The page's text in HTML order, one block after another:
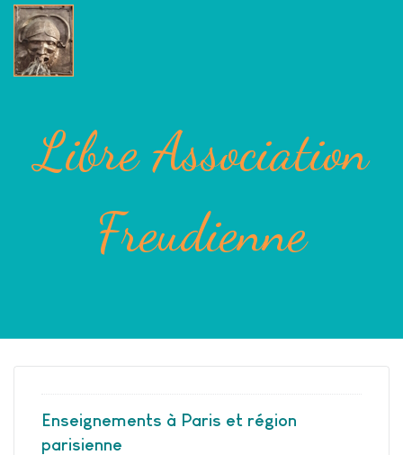
Libre Association
Freudienne
Enseignements à Paris et région
parisienne